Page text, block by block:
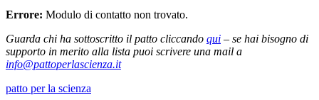
Errore: Modulo di contatto non trovato.
Guarda chi ha sottoscritto il patto cliccando qui – se hai bisogno di
supporto in merito alla lista puoi scrivere una mail a
info@pattoperlascienza.it
patto per la scienza